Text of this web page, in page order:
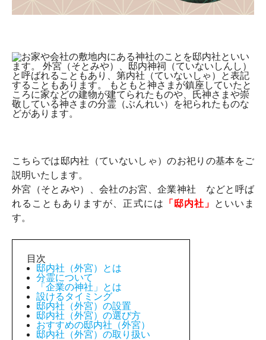
こちらでは邸内社（ていないしゃ）のお祀りの基本をご
説明いたします。
外宮（そとみや）、会社のお宮、企業神社 などと呼ば
れることもありますが、正式には 「邸内社」
といいま
す。
目次
邸内社（外宮）とは
分霊について
「企業の神社」とは
設けるタイミング
邸内社（外宮）の設置
邸内社（外宮）の選び方
おすすめの邸内社（外宮）
邸内社（外宮）の取り扱い